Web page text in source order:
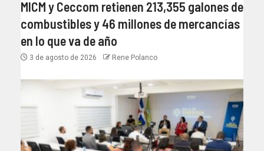
MICM y Ceccom retienen 213,355 galones de
combustibles y 46 millones de mercancías
en lo que va de año
3 de agosto de 2026 Rene Polanco